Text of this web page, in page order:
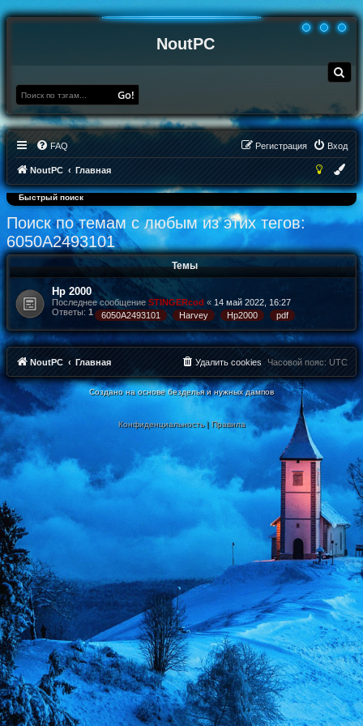
NoutPC
о
Go!
FAQ Вход
Регистрация
NoutPC Главная
Быстрый поиск
Поиск по темам с любым из этих тегов:
6050A2493101
Темы
Hp 2000
Последнее сообщение STINGERcod « 14 май 2022, 16:27
Ответы: 1 6050A2493101 Harvey Hp2000 pdf
NoutPC Главная Часовой пояс: UTC
Удалить cookies
Создано на основе безделья и нужных дампов
Конфиденциальность| Правила